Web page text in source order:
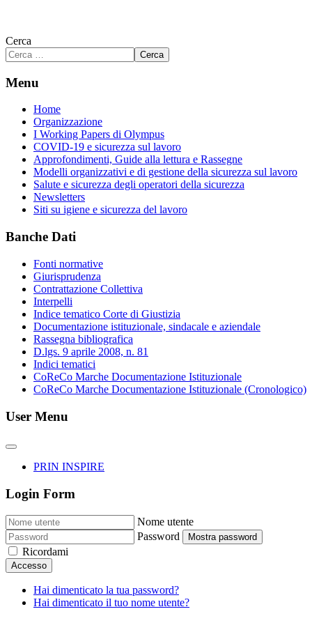
Cerca
Cerca
Menu
Home
Organizzazione
I Working Papers di Olympus
COVID-19 e sicurezza sul lavoro
Approfondimenti, Guide alla lettura e Rassegne
Modelli organizzativi e di gestione della sicurezza sul lavoro
Salute e sicurezza degli operatori della sicurezza
Newsletters
Siti su igiene e sicurezza del lavoro
Banche Dati
Fonti normative
Giurisprudenza
Contrattazione Collettiva
Interpelli
Indice tematico Corte di Giustizia
Documentazione istituzionale, sindacale e aziendale
Rassegna bibliografica
D.lgs. 9 aprile 2008, n. 81
Indici tematici
CoReCo Marche Documentazione Istituzionale
CoReCo Marche Documentazione Istituzionale (Cronologico)
User Menu
PRIN INSPIRE
Login Form
Nome utente
Password
Mostra password
Ricordami
Accesso
Hai dimenticato la tua password?
Hai dimenticato il tuo nome utente?